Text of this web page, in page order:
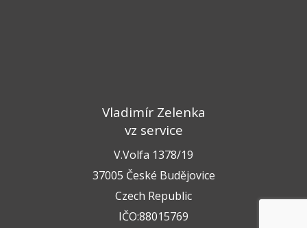
Vladimír Zelenka
vz service
V.Volfa 1378/19
37005 České Budějovice
Czech Republic
IČO:88015769